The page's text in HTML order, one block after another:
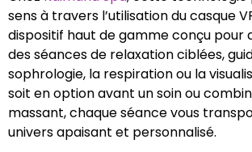
sens à travers l’utilisation du casque VR
dispositif haut de gamme conçu pour
des séances de relaxation ciblées,
sophrologie, la respiration ou la
soit en option avant un soin ou
massant, chaque séance vous
univers apaisant et personnalisé.